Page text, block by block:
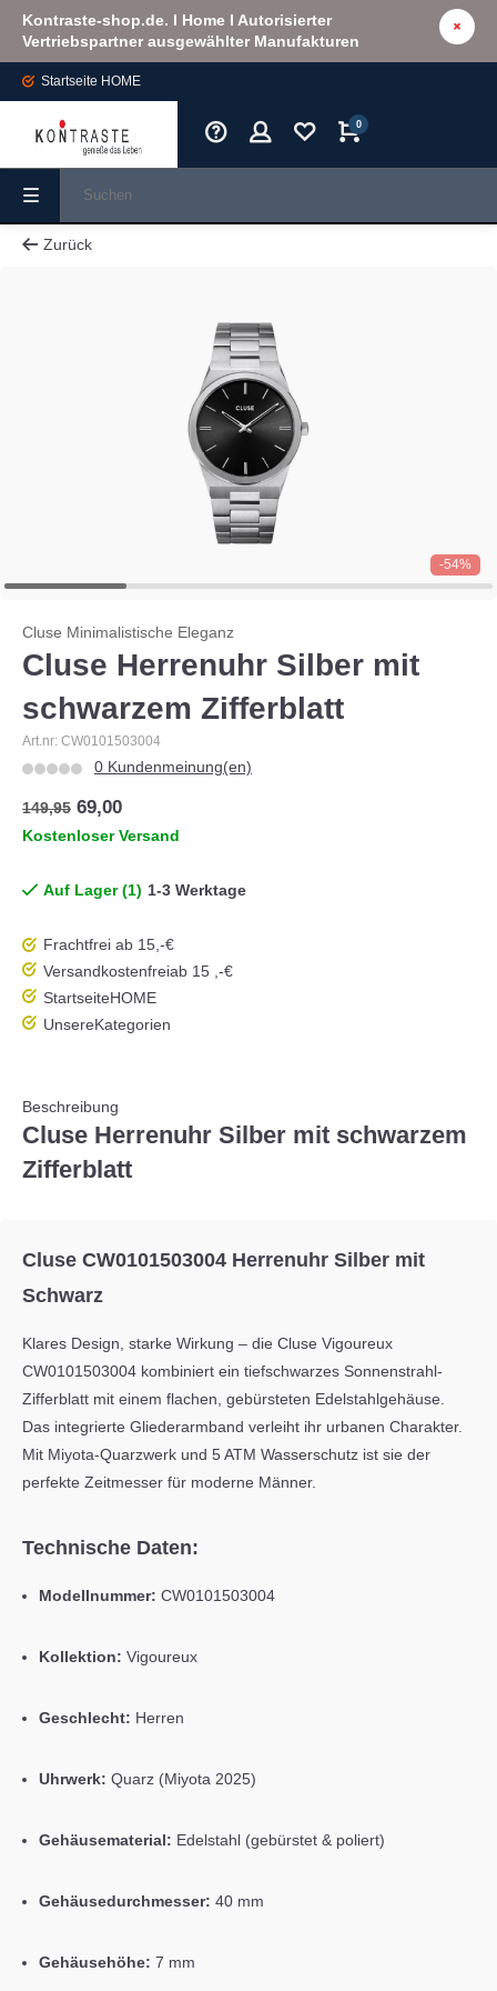
Kontraste-shop.de. I Home I Autorisierter
Vertriebspartner ausgewählter Manufakturen
Startseite HOME
0
Zurück
-54%
Cluse Minimalistische Eleganz
Cluse Herrenuhr Silber mit
schwarzem Zifferblatt
Art.nr: CW0101503004
0 Kundenmeinung(en)
149,95 69,00
Kostenloser Versand
Auf Lager (1) 1-3 Werktage
Frachtfrei ab 15,-€
Versandkostenfreiab 15 ,-€
StartseiteHOME
UnsereKategorien
Beschreibung
Cluse Herrenuhr Silber mit schwarzem
Zifferblatt
Cluse CW0101503004 Herrenuhr Silber mit
Schwarz
Klares Design, starke Wirkung – die Cluse Vigoureux
CW0101503004 kombiniert ein tiefschwarzes Sonnenstrahl-
Zifferblatt mit einem flachen, gebürsteten Edelstahlgehäuse.
Das integrierte Gliederarmband verleiht ihr urbanen Charakter.
Mit Miyota-Quarzwerk und 5 ATM Wasserschutz ist sie der
perfekte Zeitmesser für moderne Männer.
Technische Daten:
Modellnummer: CW0101503004
Kollektion: Vigoureux
Geschlecht: Herren
Uhrwerk: Quarz (Miyota 2025)
Gehäusematerial: Edelstahl (gebürstet & poliert)
Gehäusedurchmesser: 40 mm
Gehäusehöhe: 7 mm